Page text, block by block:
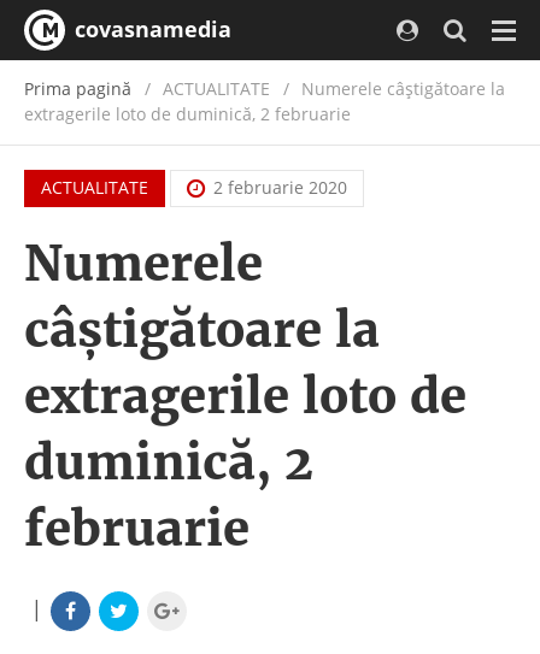
covasnamedia
Prima pagină ACTUALITATE / Numerele câştigătoare la
extragerile loto de duminică, 2 februarie
ACTUALITATE 2 februarie 2020
Numerele
câştigătoare la
extragerile loto de
duminică, 2
februarie
|